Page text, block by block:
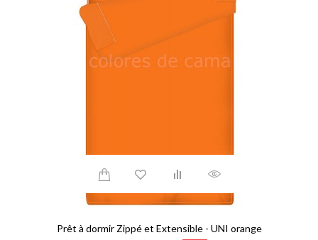
Prêt à dormir Zippé et Extensible - UNI orange